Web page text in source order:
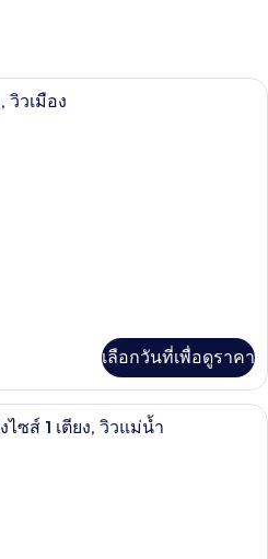
ห้องดีลักซ์, เตียงคิงไซส์ 1 เตียง, วิวเ
วิวเมือง
เลือกวันที่เพื่อดูราคา
มินิบาร์, ตู้นิรภัยในห้องพัก, โต๊ะทำงา
ซส์ 1 เตียง, วิวแม่น้ำ